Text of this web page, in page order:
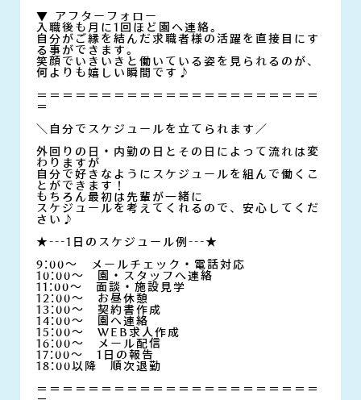
▼ アフターフォロー
入職後も月に1回ほど園へ連絡。
自分がご縁を結んだ求職者様の活躍を直接目にす
る事ができます。
笑顔でいきいきと働いている姿を見られるのが、
何よりも嬉しい瞬間です♪
＝＝＝＝＝＝＝＝＝＝＝＝＝＝＝＝＝＝＝＝＝＝
＝
＼自分でスケジュールを立てられます／
外回りの日・内勤の日とその日によって流れは変
わりますが
自分で好きなようにスケジュールを組んで働くこ
とができます！
もちろん最初は先輩が一緒に
スケジュールを考えてくれるので、安心してくだ
さい♪
★---1日のスケジュール例---★
9:00～ メールチェック・電話対応
10:00～ 園・スタッフへ連絡
11:00～ 面談・施設見学
12:00～ お昼休憩
13:00～ 契約書作成
14:00～ 園へ連絡
15:00～ WEB求人作成
16:00～ メール配信
17:00～ 1日の報告
18:00以降 順次退勤
＝＝＝＝＝＝＝＝＝＝＝＝＝＝＝＝＝＝＝＝＝＝